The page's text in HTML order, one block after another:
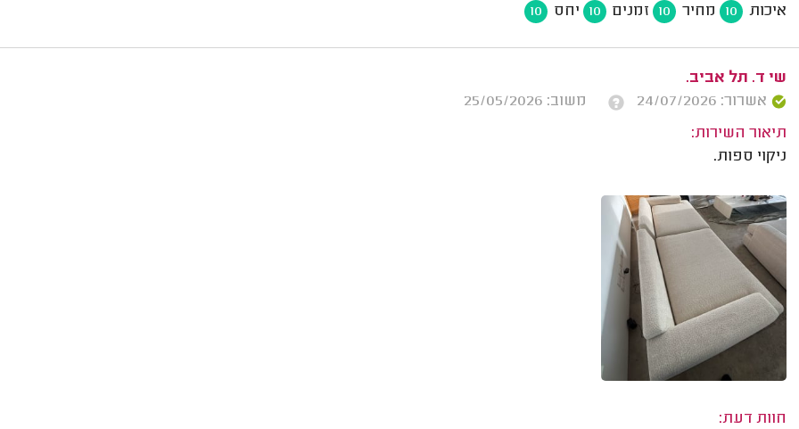
איכות 10 מחיר 10 זמנים 10 יחס 10
שי ד. תל אביב.
אשרור: 24/07/2026
משוב: 25/05/2026
תיאור השירות:
ניקוי ספות.
חוות דעת: